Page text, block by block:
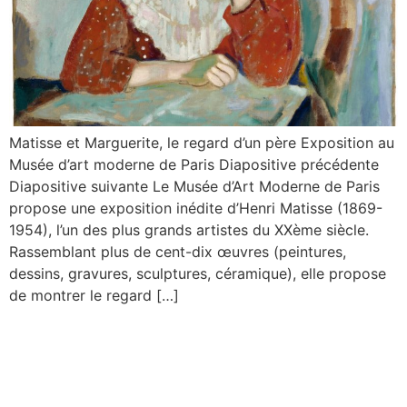
Matisse et Marguerite, le regard d’un père Exposition au
Musée d’art moderne de Paris Diapositive précédente
Diapositive suivante Le Musée d’Art Moderne de Paris
propose une exposition inédite d’Henri Matisse (1869-
1954), l’un des plus grands artistes du XXème siècle.
Rassemblant plus de cent-dix œuvres (peintures,
dessins, gravures, sculptures, céramique), elle propose
de montrer le regard […]